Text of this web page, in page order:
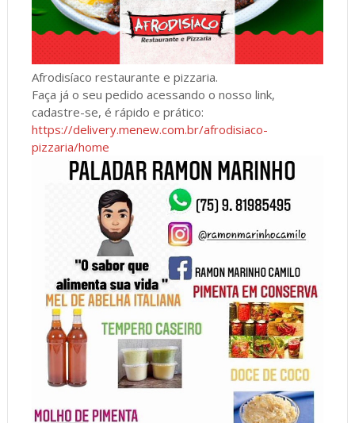
Afrodisíaco restaurante e pizzaria.
Faça já o seu pedido acessando o nosso link,
cadastre-se, é rápido e prático:
https://delivery.menew.com.br/afrodisiaco-
pizzaria/home